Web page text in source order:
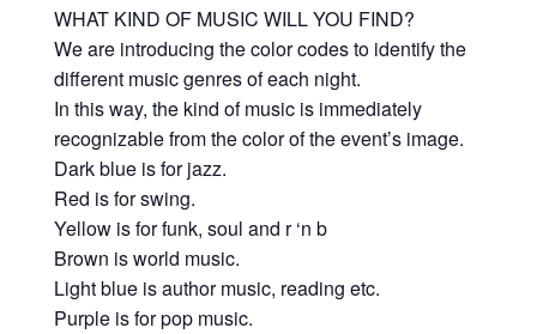
WHAT KIND OF MUSIC WILL YOU FIND?
We are introducing the color codes to identify the
different music genres of each night.
In this way, the kind of music is immediately
recognizable from the color of the event’s image.
Dark blue is for jazz.
Red is for swing.
Yellow is for funk, soul and r ‘n b
Brown is world music.
Light blue is author music, reading etc.
Purple is for pop music.